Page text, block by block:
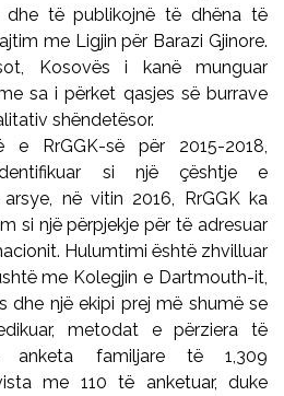
dhe të publikojnë të dhëna të
me Ligjin për Barazi Gjinore.
Kosovës i kanë munguar
sa i përket qasjes së burrave
shëndetësor.
së për 2015-2018,
si një çështje e
në vitin 2016, RrGGK ka
si një përpjekje për të adresuar
Hulumtimi është zhvilluar
me Kolegjin e Dartmouth-it,
dhe një ekipi prej më shumë se
metodat e përziera të
anketa familjare të 1,309
me 110 të anketuar, duke